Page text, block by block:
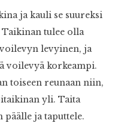
ja kauli se suureksi
tulee olla
voilevyn levyinen, ja
voilevyä korkeampi.
toiseen reunaan niin,
yli. Taita
ja taputtele.